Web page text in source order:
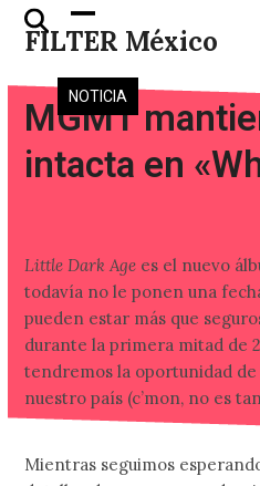
Skip
FILTER México
Open
mobile
menu
Close
mobile
menu
NOTICIA
MGMT
intacta en
Little Dark Age es el nuevo
todavía no le ponen una
pueden estar más que
durante la primera mitad de
tendremos la oportunidad
nuestro país (c’mon, no es
Mientras seguimos